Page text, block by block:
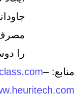
را
منابع:–